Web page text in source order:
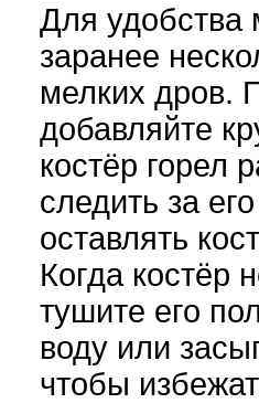
Для удобства
заранее
мелких дров.
добавляйте
костёр горел
следить за
оставлять
Когда костёр
тушите его
воду или
чтобы